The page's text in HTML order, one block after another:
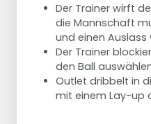
Der Trainer wirft
die Mannschaft
und einen Auslass
Der Trainer
den Ball
Outlet dribbelt in
mit einem Lay-up